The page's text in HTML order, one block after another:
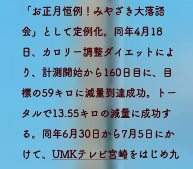
「お正月恒例！みやざき大落語
会」として定例化。同年4月18
日、カロリー調整ダイエットによ
り、計測開始から160日目に、目
標の59キロに減量到達成功。トー
タルで13.55キロの減量に成功す
る。同年6月30日から7月5日にか
けて、 UMKテレビ宮崎 をはじめ九